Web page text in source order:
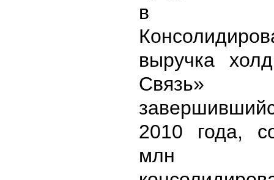
в
выручка
Связь»
2010 года,
млн